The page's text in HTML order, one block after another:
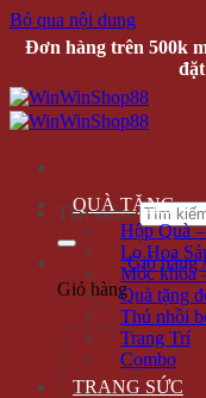
Bỏ qua nội dung
Đơn hàng trên 500k
Tìm kiếm:
Giỏ hàng
Giỏ hàng
QUÀ TẶNG
Hộp Quà
Lọ Hoa
Móc khóa
Quà tặng
Thú nhồi
Trang Trí
Combo
TRANG SỨC